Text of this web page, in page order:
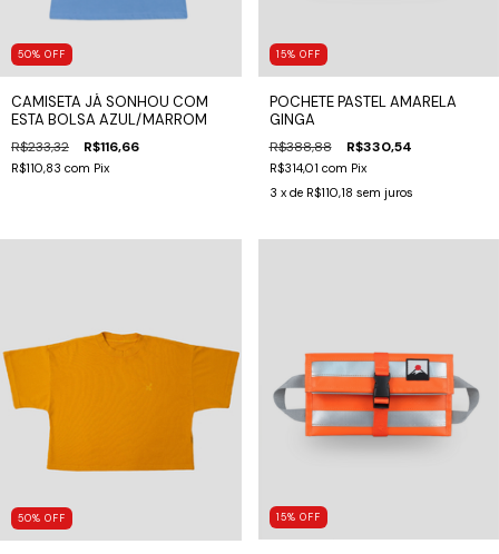
50% OFF
CAMISETA JÁ SONHOU COM
ESTA BOLSA AZUL/MARROM
R$233,32 R$116,66
R$110,83 com Pix
15% OFF
POCHETE PASTEL AMARELA
GINGA
R$388,88 R$330,54
R$314,01 com Pix
3 x de R$110,18 sem juros
50% OFF 15% OFF